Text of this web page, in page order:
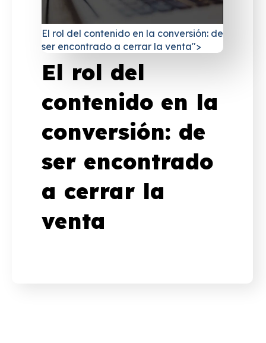
El rol del contenido en la conversión: de
ser encontrado a cerrar la venta">
El rol del
contenido en la
conversión: de
ser encontrado
a cerrar la
venta